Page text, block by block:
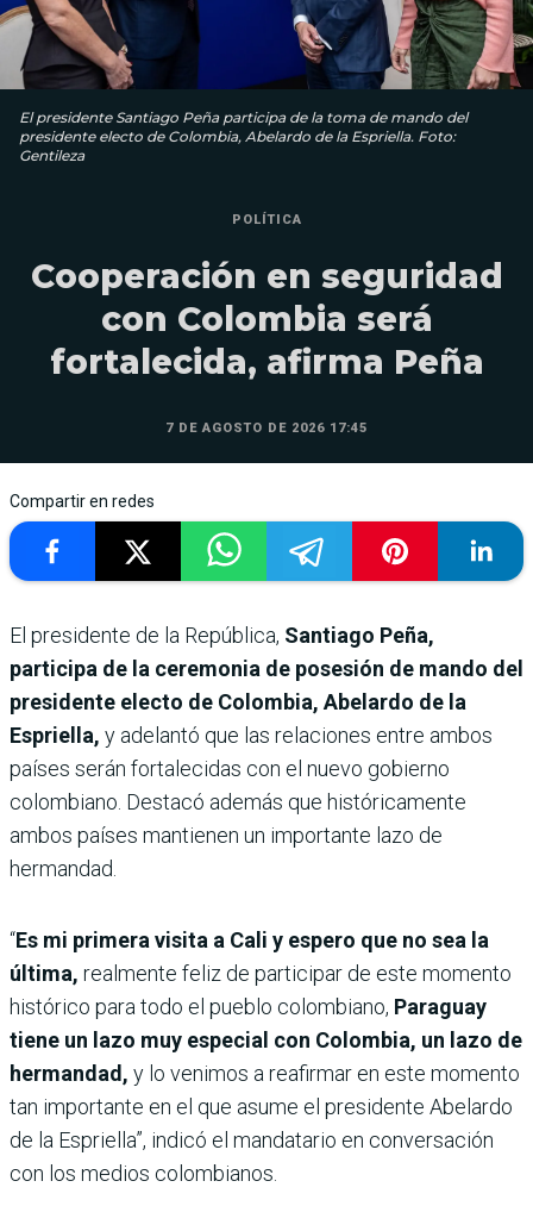
El presidente Santiago Peña participa de la toma de mando del
presidente electo de Colombia, Abelardo de la Espriella. Foto:
Gentileza
POLÍTICA
Cooperación en seguridad
con Colombia será
fortalecida, afirma Peña
7 DE AGOSTO DE 2026 17:45
Compartir en redes
El presidente de la República, Santiago Peña,
participa de la ceremonia de posesión de mando del
presidente electo de Colombia, Abelardo de la
Espriella, y adelantó que las relaciones entre ambos
países serán fortalecidas con el nuevo gobierno
colombiano. Destacó además que históricamente
ambos países mantienen un importante lazo de
hermandad.
“Es mi primera visita a Cali y espero que no sea la
última, realmente feliz de participar de este momento
histórico para todo el pueblo colombiano, Paraguay
tiene un lazo muy especial con Colombia, un lazo de
hermandad, y lo venimos a reafirmar en este momento
tan importante en el que asume el presidente Abelardo
de la Espriella”, indicó el mandatario en conversación
con los medios colombianos.